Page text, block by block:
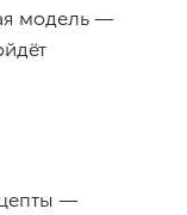
модель —
—